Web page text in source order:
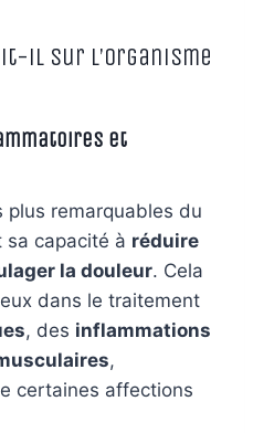
il sur l’organisme
et
plus remarquables du
sa capacité à réduire
la douleur. Cela
dans le traitement
, des inflammations
,
certaines affections